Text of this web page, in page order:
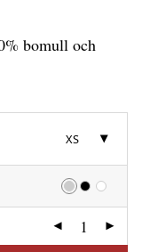
bomull och
XS